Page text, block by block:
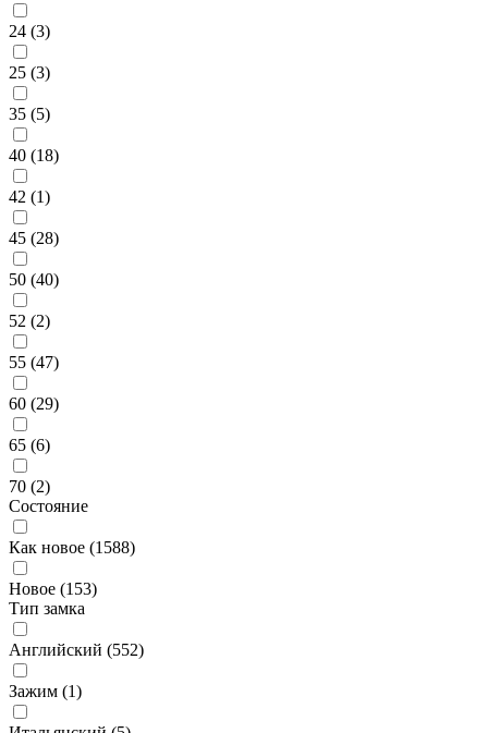
24 (3)
25 (3)
35 (5)
40 (18)
42 (1)
45 (28)
50 (40)
52 (2)
55 (47)
60 (29)
65 (6)
70 (2)
Состояние
Как новое (1588)
Новое (153)
Тип замка
Английский (552)
Зажим (1)